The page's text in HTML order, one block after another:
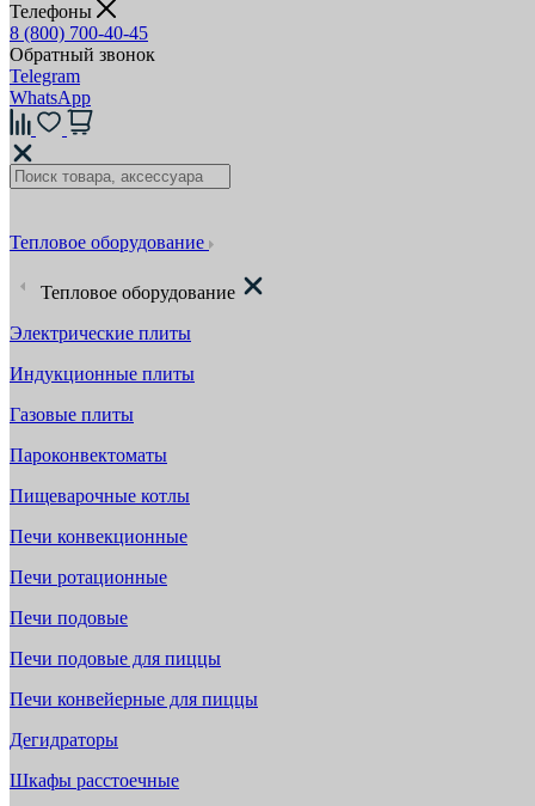
Телефоны
8 (800) 700-40-45
Обратный звонок
Telegram
WhatsApp
Тепловое оборудование
Тепловое оборудование
Электрические плиты
Индукционные плиты
Газовые плиты
Пароконвектоматы
Пищеварочные котлы
Печи конвекционные
Печи ротационные
Печи подовые
Печи подовые для пиццы
Печи конвейерные для пиццы
Дегидраторы
Шкафы расстоечные